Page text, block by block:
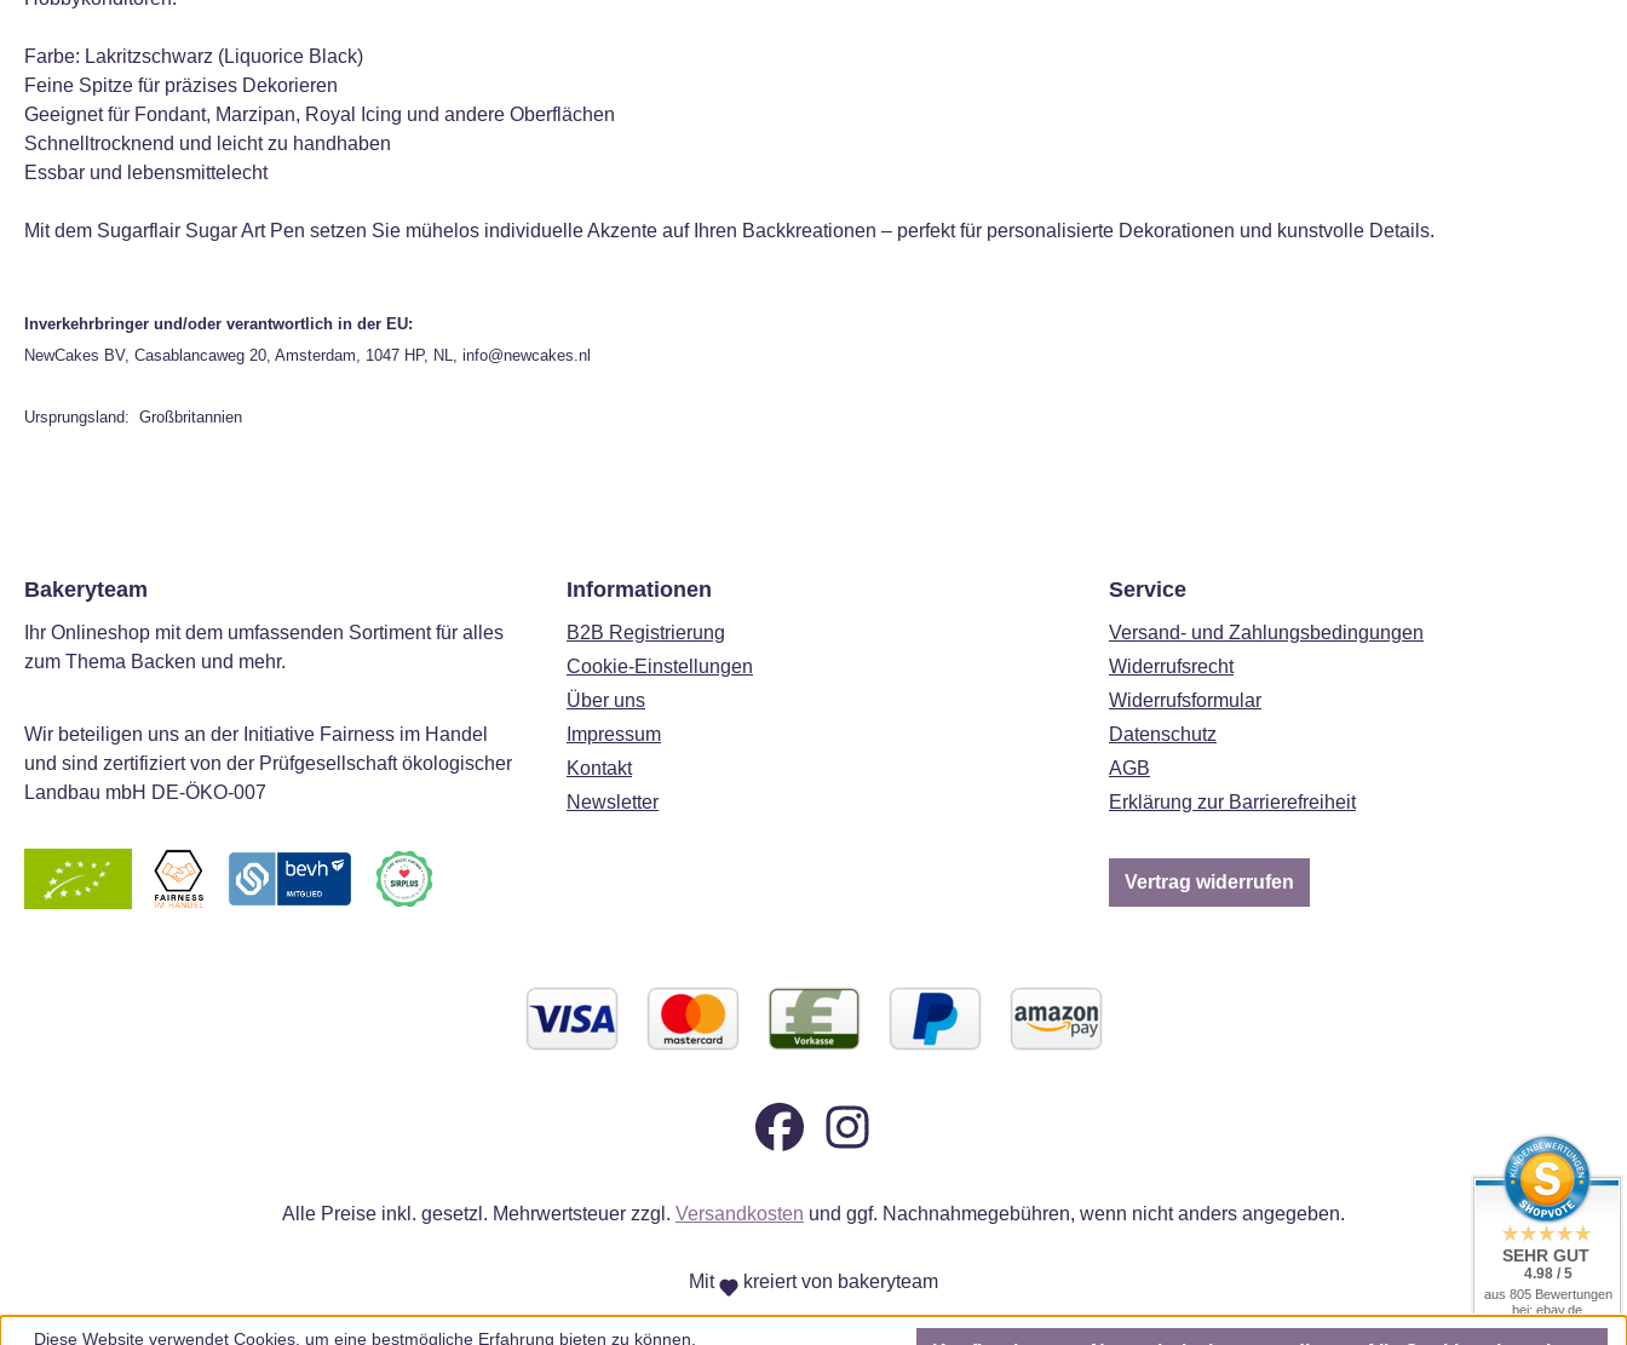
Farbe: Lakritzschwarz (Liquorice Black)
Feine Spitze für präzises Dekorieren
Geeignet für Fondant, Marzipan, Royal Icing und andere Oberflächen
Schnelltrocknend und leicht zu handhaben
Essbar und lebensmittelecht
Mit dem Sugarflair Sugar Art Pen setzen Sie mühelos individuelle Akzente auf Ihren Backkreationen – perfekt für personalisierte Dekorationen und kunstvolle Details.
Inverkehrbringer und/oder verantwortlich in der EU:
NewCakes BV, Casablancaweg 20, Amsterdam, 1047 HP, NL, info@newcakes.nl
Ursprungsland: Großbritannien
Bakeryteam
Ihr Onlineshop mit dem umfassenden Sortiment für alles
zum Thema Backen und mehr.
Wir beteiligen uns an der Initiative Fairness im Handel
und sind zertifiziert von der Prüfgesellschaft ökologischer
Landbau mbH DE-ÖKO-007
Informationen
B2B Registrierung
Cookie-Einstellungen
Über uns
Impressum
Kontakt
Newsletter
Service
Versand- und Zahlungsbedingungen
Widerrufsrecht
Widerrufsformular
Datenschutz
AGB
Erklärung zur Barrierefreiheit
Vertrag widerrufen
Alle Preise inkl. gesetzl. Mehrwertsteuer zzgl. Versandkosten und ggf. Nachnahmegebühren, wenn nicht anders angegeben.
Mit kreiert von bakeryteam
Diese Website verwendet Cookies, um eine bestmögliche Erfahrung bieten zu können.
SEHR GUT
4.98 / 5
aus 805 Bewertungen
bei: ebay.de,
amazon.de, amazon.it,
shopvote.de